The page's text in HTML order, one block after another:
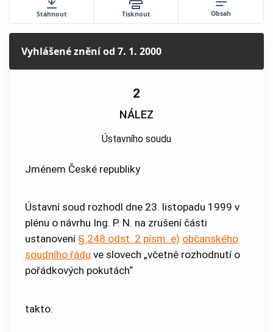
Stáhnout Tisknout Obsah
Vyhlášené zněníod 7. 1. 2000
2
NÁLEZ
Ústavního soudu
Jménem České republiky
Ústavní soud rozhodl dne 23. listopadu 1999 v
plénu o návrhu Ing. P. N. na zrušení části
ustanovení § 248 odst. 2 písm. e) občanského
soudního řádu ve slovech „včetně rozhodnutí o
pořádkových pokutách“
takto: